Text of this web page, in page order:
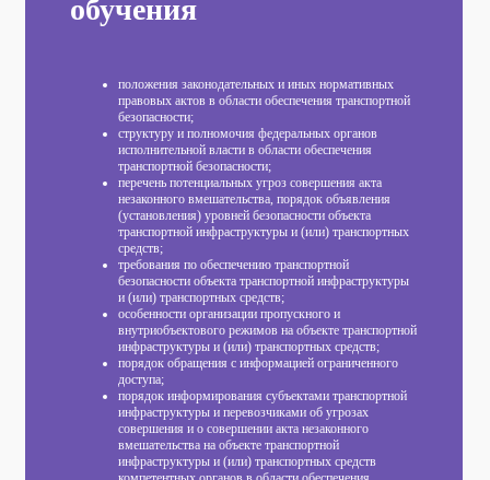
обучения
положения законодательных и иных нормативных
правовых актов в области обеспечения транспортной
безопасности;
структуру и полномочия федеральных органов
исполнительной власти в области обеспечения
транспортной безопасности;
перечень потенциальных угроз совершения акта
незаконного вмешательства, порядок объявления
(установления) уровней безопасности объекта
транспортной инфраструктуры и (или) транспортных
средств;
требования по обеспечению транспортной
безопасности объекта транспортной инфраструктуры
и (или) транспортных средств;
особенности организации пропускного и
внутриобъектового режимов на объекте транспортной
инфраструктуры и (или) транспортных средств;
порядок обращения с информацией ограниченного
доступа;
порядок информирования субъектами транспортной
инфраструктуры и перевозчиками об угрозах
совершения и о совершении акта незаконного
вмешательства на объекте транспортной
инфраструктуры и (или) транспортных средств